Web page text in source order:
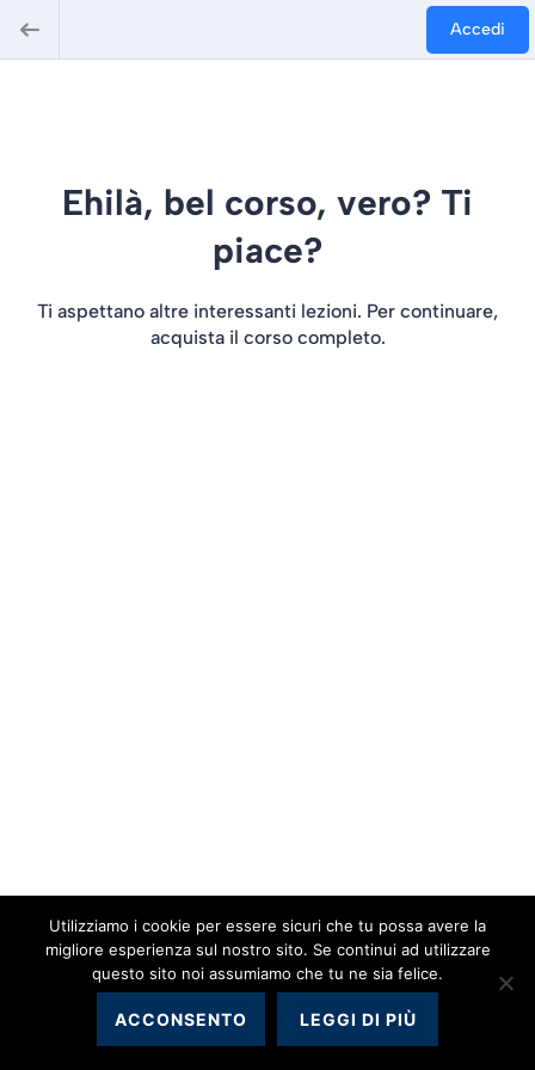
Accedi
Ehilà, bel corso, vero? Ti
piace?
Ti aspettano altre interessanti lezioni. Per continuare,
acquista il corso completo.
Utilizziamo i cookie per essere sicuri che tu possa avere la
migliore esperienza sul nostro sito. Se continui ad utilizzare
questo sito noi assumiamo che tu ne sia felice.
ACCONSENTO LEGGI DI PIÙ